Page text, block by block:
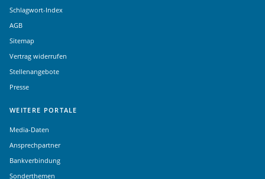
Schlagwort-Index
AGB
Sitemap
Vertrag widerrufen
Stellenangebote
Presse
WEITERE PORTALE
Media-Daten
Ansprechpartner
Bankverbindung
Sonderthemen